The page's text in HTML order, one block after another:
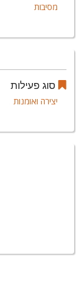
מסיבות
סוג פעילות
יצירה ואומנות